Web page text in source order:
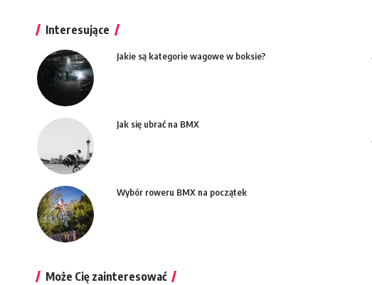
Interesujące
Jakie są kategorie wagowe w boksie?
Jak się ubrać na BMX
Wybór roweru BMX na początek
Może Cię zainteresować